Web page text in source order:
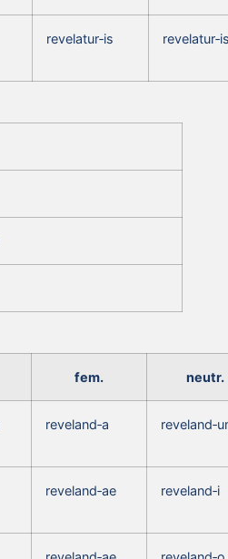
revelatur‑is
fem. neutr.
reveland‑a
reveland‑ae reveland‑i